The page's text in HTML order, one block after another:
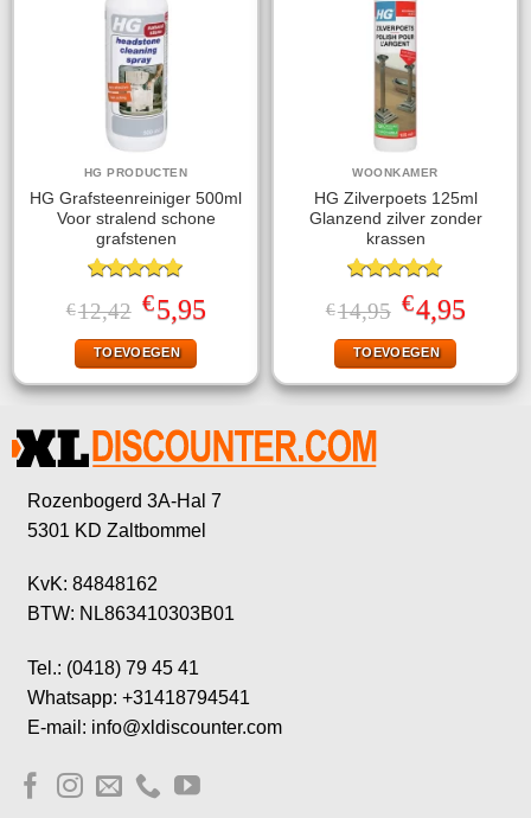
HG PRODUCTEN
HG Grafsteenreiniger 500ml
Voor stralend schone
grafstenen
Gewaardeerd
5.00uit 5
€12,42 Oorspronkelijke
prijs
was:
€12,42.
€5,95Huidige
prijs
TOEVOEGEN
WOONKAMER
HG Zilverpoets 125ml
Glanzend zilver zonder
krassen
Gewaardeerd
5.00uit 5
€14,95 Oorspronkelijke
prijs
was:
€14,95.
€4,95Huidige
prijs
TOEVOEGEN
Rozenbogerd 3A-Hal 7
5301 KD Zaltbommel
KvK: 84848162
BTW: NL863410303B01
Tel.: (0418) 79 45 41
Whatsapp: +31418794541
E-mail: info@xldiscounter.com